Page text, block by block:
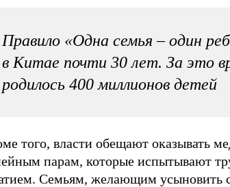
Правило «Одна семья – один
в Китае почти 30 лет. За это
родилось 400 миллионов детей
того, власти обещают оказывать
парам, которые испытывают
Семьям, желающим усыновить